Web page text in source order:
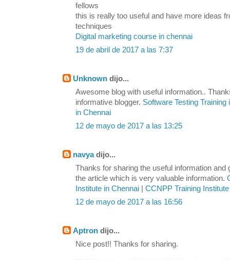
fellows
this is really too useful and have more ideas
techniques
Digital marketing course in chennai
19 de abril de 2017 a las 7:37
Unknown dijo...
Awesome blog with useful information..
informative blogger. Software Testing Training
in Chennai
12 de mayo de 2017 a las 13:25
navyadijo...
Thanks for sharing the useful information and
the article which is very valuable information.
Institute in Chennai
CCNPP Training
12 de mayo de 2017 a las 16:56
Aptron dijo...
Nice post!! Thanks for sharing.